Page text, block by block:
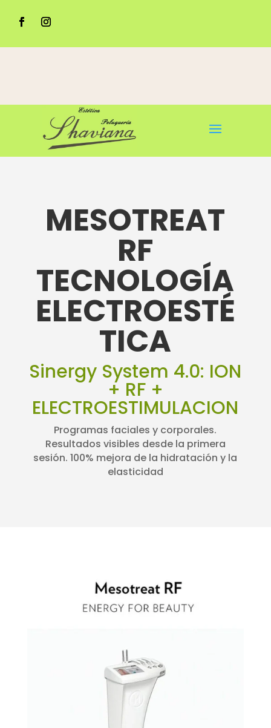
MESOTREAT
RF
TECNOLOGÍA
ELECTROESTÉ
TICA
Sinergy System 4.0: ION
+ RF +
ELECTROESTIMULACION
Programas faciales y corporales.
Resultados visibles desde la primera
sesión. 100% mejora de la hidratación y la
elasticidad